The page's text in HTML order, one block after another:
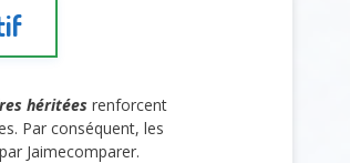
héritées renforcent
Par conséquent, les
Jaimecomparer.